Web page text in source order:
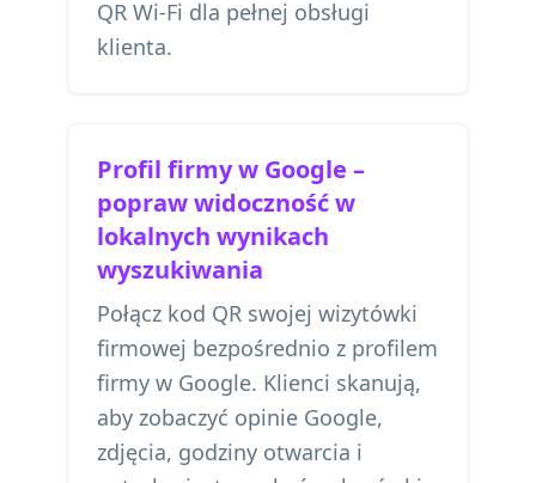
QR Wi-Fi dla pełnej obsługi
klienta.
Profil firmy w Google –
popraw widoczność w
lokalnych wynikach
wyszukiwania
Połącz kod QR swojej wizytówki
firmowej bezpośrednio z profilem
firmy w Google. Klienci skanują,
aby zobaczyć opinie Google,
zdjęcia, godziny otwarcia i